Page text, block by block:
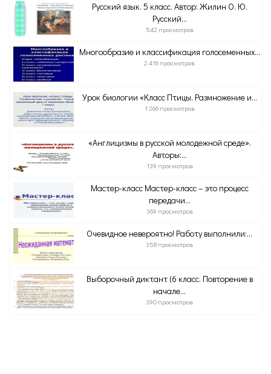
Русский язык. 5 класс. Автор: Жилин О. Ю.
Русский...
542 просмотров
Многообразие и классификация голосеменных...
2 416 просмотров
Урок биологии «Класс Птицы. Размножение и...
1 266 просмотров
«Англицизмы в русской молодежной среде».
Авторы:...
139 просмотров
Мастер-класс Мастер-класс – это процесс
передачи...
369 просмотров
Очевидное невероятно! Работу выполнили:...
358 просмотров
Выборочный диктант (6 класс. Повторение в
начале...
390 просмотров